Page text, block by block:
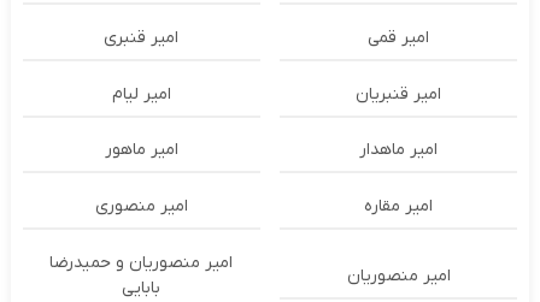
امیر قمی امیر قنبری
امیر قنبریان امیر لیام
امیر ماهدار امیر ماهور
امیر مقاره امیر منصوری
امیر منصوریان
امیر منصوریان و حمیدرضا
بابایی